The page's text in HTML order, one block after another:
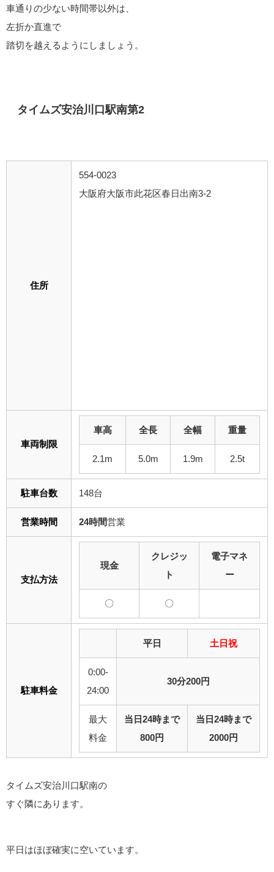
車通りの少ない時間帯以外は、
左折か直進で
踏切を越えるようにしましょう。
タイムズ安治川口駅南第2
住所
554-0023
大阪府大阪市此花区春日出南3-2
車両制限
車高 全長 全幅 重量
2.1m 5.0m 1.9m 2.5t
駐車台数 148台
営業時間 24時間営業
支払方法
現金
クレジッ
ト
電子マネ
ー
〇 〇
駐車料金
平日 土日祝
0:00-
24:00
30分200円
最大
料金
当日24時まで
800円
当日24時まで
2000円
タイムズ安治川口駅南の
すぐ隣にあります。
平日はほぼ確実に空いています。